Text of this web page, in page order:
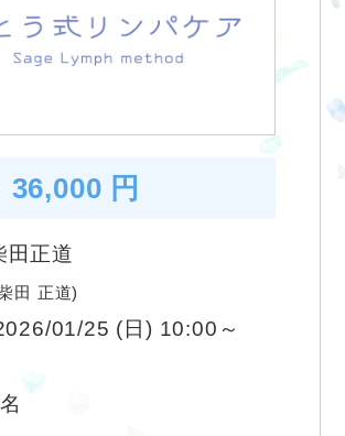
36,000 円
田正道
田 正道)
01/25 (日) 10:00～